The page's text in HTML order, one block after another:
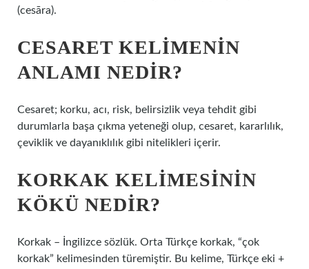
(cesāra).
CESARET KELIMENIN
ANLAMI NEDIR?
Cesaret; korku, acı, risk, belirsizlik veya tehdit gibi
durumlarla başa çıkma yeteneği olup, cesaret, kararlılık,
çeviklik ve dayanıklılık gibi nitelikleri içerir.
KORKAK KELIMESININ
KÖKÜ NEDIR?
Korkak – İngilizce sözlük. Orta Türkçe korkak, “çok
korkak” kelimesinden türemiştir. Bu kelime, Türkçe eki +